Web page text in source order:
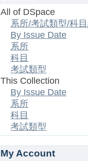
All of DSpace
系所/考試類型/科
By Issue Date
系所
科目
考試類型
This Collection
By Issue Date
系所
科目
考試類型
My Account